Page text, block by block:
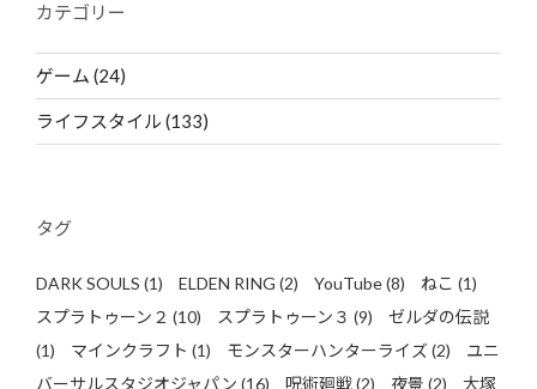
カテゴリー
ゲーム (24)
ライフスタイル (133)
タグ
DARK SOULS (1) ELDEN RING (2) YouTube(8) ねこ (1)
スプラトゥーン２ (10) スプラトゥーン３ (9)
ゼルダの伝説
(1)
マインクラフト (1) モンスターハンターライズ(2)
ユニ
バーサルスタジオジャパン (16) 呪術廻戦(2) 夜景 (2)
大塚